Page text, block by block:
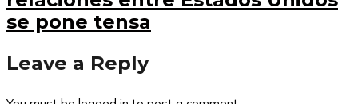
se pone tensa
Leave a Reply